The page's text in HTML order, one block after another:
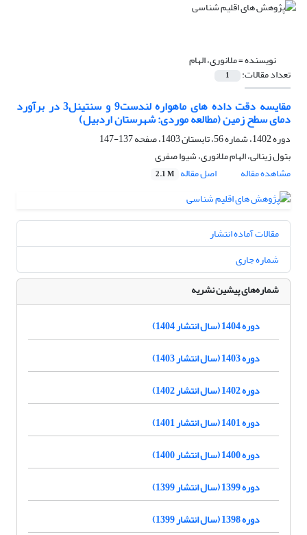
نویسنده =ملانوری، الهام
تعداد مقالات: 1
مقایسه دقت داده های ماهواره لندست9 و سنتینل3 در برآورد
دمای سطح زمین (مطالعه موردی: شهرستان اردبیل)
دوره 1402، شماره 56، تابستان 1403، صفحه
137-147
بتول زینالی، الهام ملانوری، شیوا صفری
مشاهده مقاله
اصل مقاله 2.1 M
مقالات آماده انتشار
شماره جاری
شماره‌های پیشین نشریه
دوره 1404 (سال انتشار 1404)
دوره 1403 (سال انتشار 1403)
دوره 1402 (سال انتشار 1402)
دوره 1401 (سال انتشار 1401)
دوره 1400 (سال انتشار 1400)
دوره 1399 (سال انتشار 1399)
دوره 1398 (سال انتشار 1399)